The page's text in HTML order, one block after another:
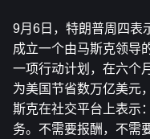
9月6日，特朗普周四表
成立一个由马斯克领导
一项行动计划，在六个
为美国节省数万亿美元
斯克在社交平台上表示
务。不需要报酬，不需